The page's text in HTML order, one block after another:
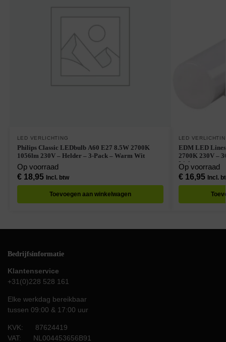
LED VERLICHTING
Philips Classic LEDbulb A60 E27 8.5W 2700K
1056lm 230V – Helder – 3-Pack – Warm Wit
Op voorraad
€18,95 Incl. btw
Toevoegen aan winkelwagen
LED
EDM LED Linestra
2700K 230V –
Licht
Op voorraad
€16,95 Incl.
Bedrijfsinformatie
Klantenservice
+31(0)228 528 161
Elke werkdag bereikbaar
tussen 09:00 & 17:00 uur
KVK: 87624419
VAT: NL004453656B91